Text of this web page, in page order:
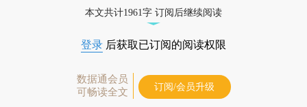
本文共计1961字 订阅后继续阅读
登录 后获取已订阅的阅读权限
数据通会员
可畅读全文
订阅/会员升级